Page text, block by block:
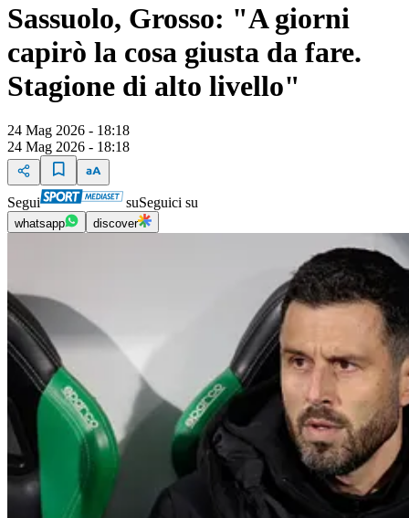
Sassuolo, Grosso: "A giorni
capirò la cosa giusta da fare.
Stagione di alto livello"
24 Mag 2026 - 18:18
24 Mag 2026 - 18:18
Segui suSeguici su
whatsapp discover